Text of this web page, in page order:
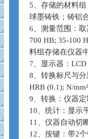
5、存储的材料
球墨铸铁；铸铝
6、测量范围：
700 HB; 35-100
料组存储在仪器
7、显示器：
8、转换标尺与
HRB (0.1); N/
9、转换：仪器
10、统计：显示
11、仪器自动切
12、按键：带2